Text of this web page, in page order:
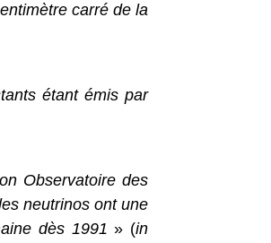
carré de la
étant émis par
Observatoire des
neutrinos ont une
dès 1991 » (in